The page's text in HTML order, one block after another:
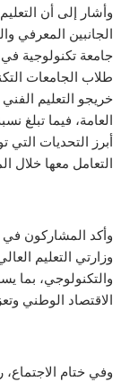
وأشار إلى أن
الجانبين المعرفي
أبرز التحديات
التعامل معها خلال
وأكد المشاركون في
وزارتي التعليم
والتكنولوجي، بما
الاقتصاد الوطني
وفي ختام